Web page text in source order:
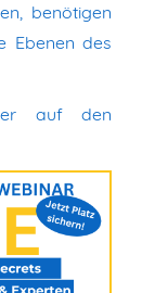
benötigen
Ebenen des
auf den